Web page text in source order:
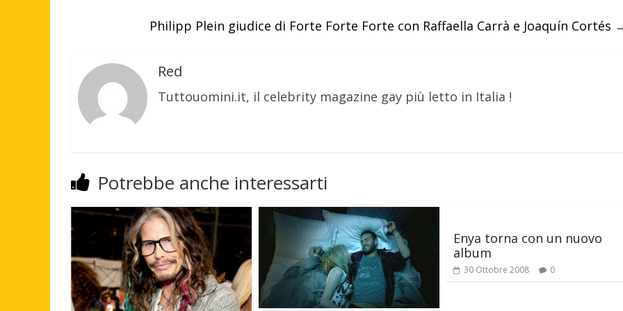
Philipp Plein giudice di Forte Forte Forte con Raffaella Carrà e Joaquín Cortés
Red
Tuttouomini.it, il celebrity magazine gay più letto in Italia !
Potrebbe anche interessarti
Enya torna con un nuovo
album
30 Ottobre 2008 0